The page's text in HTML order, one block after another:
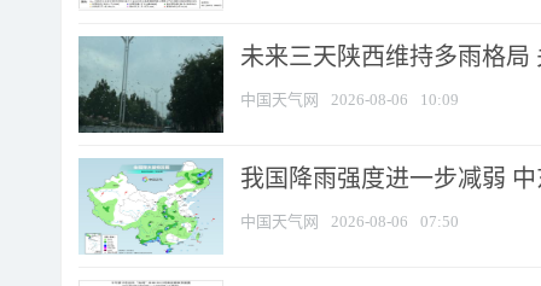
未来三天陕西维持多雨格局
中国天气网 2026-08-06 10:09
我国降雨强度进一步减弱
中国天气网 2026-08-06 07:50